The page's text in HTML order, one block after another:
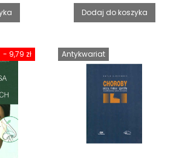
Dodaj do koszyka
- 9,79 zł Antykwariat